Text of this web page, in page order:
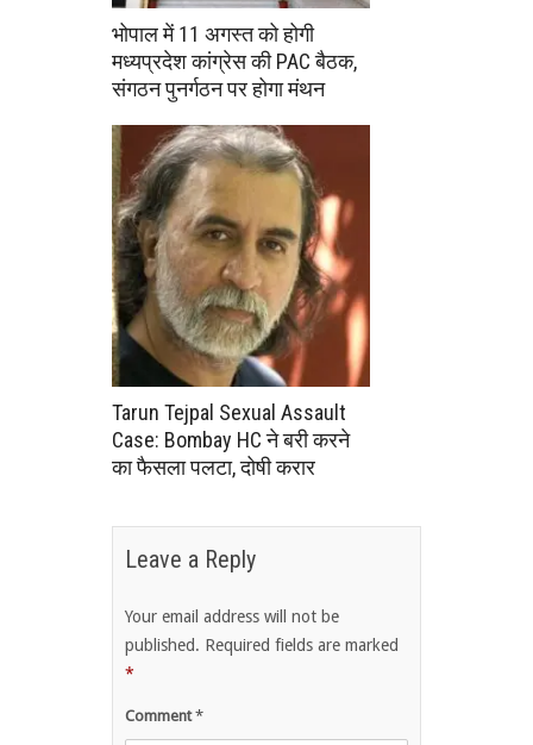
भोपाल में 11 अगस्त को होगी
मध्यप्रदेश कांग्रेस की PAC बैठक,
संगठन पुनर्गठन पर होगा मंथन
Tarun Tejpal Sexual Assault
Case: Bombay HC ने बरी करने
का फैसला पलटा, दोषी करार
Leave a Reply
Your email address will not be
published. Required fields are marked
*
Comment*